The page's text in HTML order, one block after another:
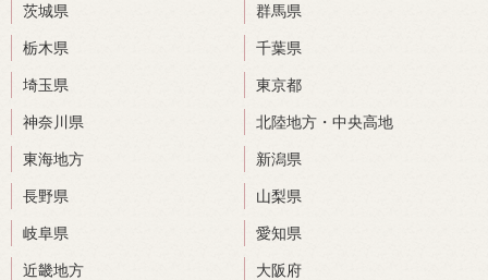
茨城県 群馬県
栃木県 千葉県
埼玉県 東京都
神奈川県 北陸地方・中央高地
東海地方 新潟県
長野県 山梨県
岐阜県 愛知県
近畿地方 大阪府